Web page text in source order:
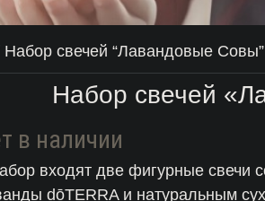
Набор свечей “Лавандовые Совы”
Набор свечей
в наличии
входят две фигурные
dōTERRA и натуральным